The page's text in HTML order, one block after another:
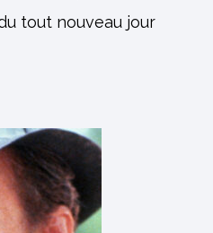
tout nouveau jour